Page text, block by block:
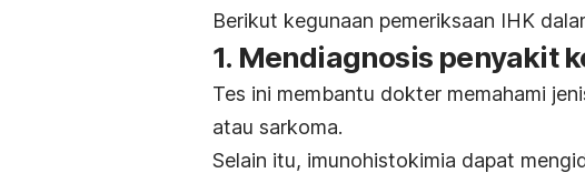
Berikut kegunaan pemeriksaan IHK
1. Mendiagnosis penyakit
Tes ini membantu dokter memahami
atau sarkoma.
Selain itu, imunohistokimia dapat